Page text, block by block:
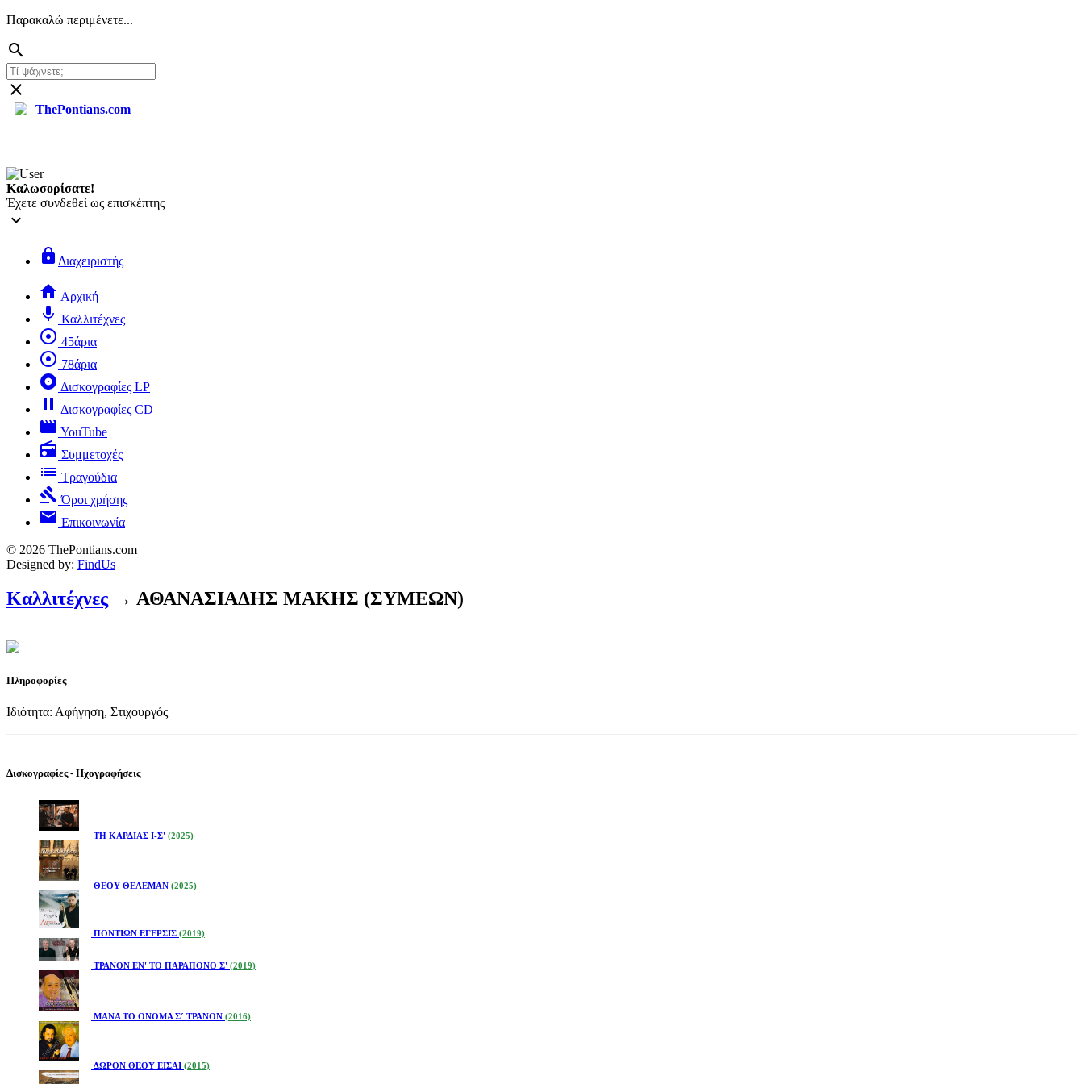
Παρακαλώ περιμένετε...
search
close
ThePontians.com
Καλωσορίσατε!
Έχετε συνδεθεί ως επισκέπτης
keyboard_arrow_down
lock Διαχειριστής
home Αρχική
mic Καλλιτέχνες
adjust 45άρια
adjust 78άρια
album Δισκογραφίες LP
pause Δισκογραφίες CD
movie YouTube
radio Συμμετοχές
list Τραγούδια
gavel Όροι χρήσης
mail Επικοινωνία
© 2026 ThePontians.com
Designed by: FindUs
Καλλιτέχνες → ΑΘΑΝΑΣΙΑΔΗΣ ΜΑΚΗΣ (ΣΥΜΕΩΝ)
Πληροφορίες
Ιδιότητα: Αφήγηση, Στιχουργός
Δισκογραφίες - Ηχογραφήσεις
ΤΗ ΚΑΡΔΙΑΣ Ι-Σ' (2025)
ΘΕΟΥ ΘΕΛΕΜΑΝ (2025)
ΠΟΝΤΙΩΝ ΕΓΕΡΣΙΣ (2019)
ΤΡΑΝΟΝ ΕΝ' ΤΟ ΠΑΡΑΠΟΝΟ Σ' (2019)
ΜΑΝΑ ΤΟ ΟΝΟΜΑ Σ´ ΤΡΑΝΟΝ (2016)
ΔΩΡΟΝ ΘΕΟΥ ΕΙΣΑΙ (2015)